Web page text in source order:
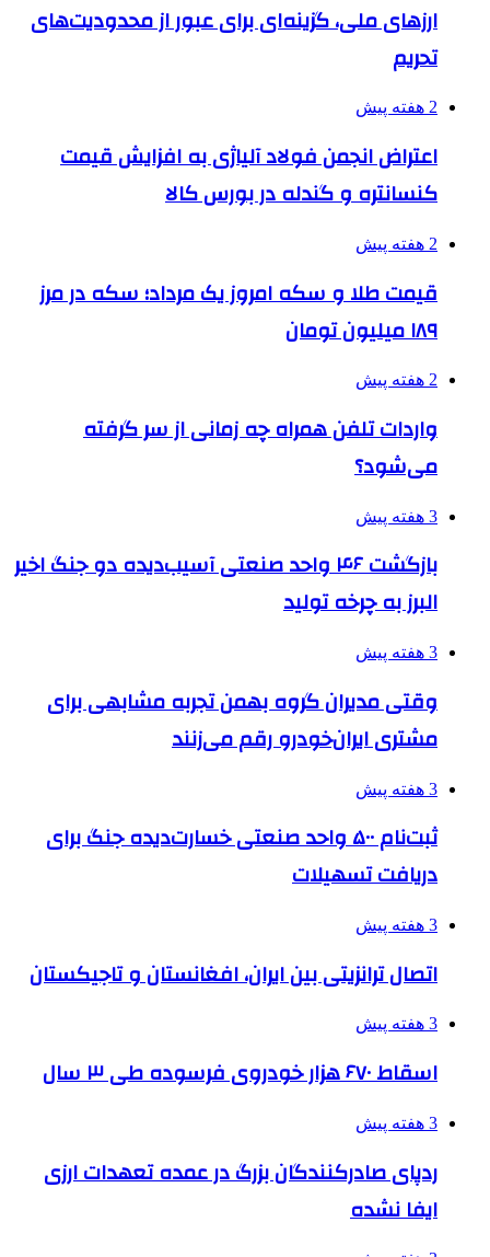
ارزهای ملی، گزینه‌ای برای عبور از محدودیت‌های
تحریم
2 هفته پیش
اعتراض انجمن فولاد آلیاژی به افزایش قیمت
کنسانتره و گندله در بورس کالا
2 هفته پیش
قیمت طلا و سکه امروز یک مرداد؛ سکه در مرز
۱۸۹ میلیون تومان
2 هفته پیش
واردات تلفن همراه چه زمانی از سر گرفته
می‌شود؟
3 هفته پیش
بازگشت ۴۶ واحد صنعتی آسیب‌دیده دو جنگ اخیر
البرز به چرخه تولید
3 هفته پیش
وقتی مدیران گروه بهمن تجربه مشابهی برای
مشتری ایران‌خودرو رقم می‌زنند
3 هفته پیش
ثبت‌نام ۵۰۰ واحد صنعتی خسارت‌دیده جنگ برای
دریافت تسهیلات
3 هفته پیش
اتصال ترانزیتی بین ایران، افغانستان و تاجیکستان
3 هفته پیش
اسقاط ۶۷۰ هزار خودروی فرسوده طی ۳ سال
3 هفته پیش
ردپای صادرکنندگان بزرگ در عمده تعهدات ارزی
ایفا نشده